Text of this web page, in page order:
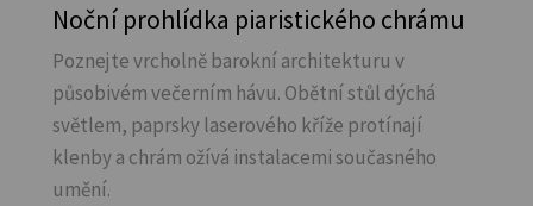
Noční prohlídka piaristického chrámu
Poznejte vrcholně barokní architekturu v
působivém večerním hávu. Obětní stůl dýchá
světlem, paprsky laserového kříže protínají
klenby a chrám ožívá instalacemi současného
umění.